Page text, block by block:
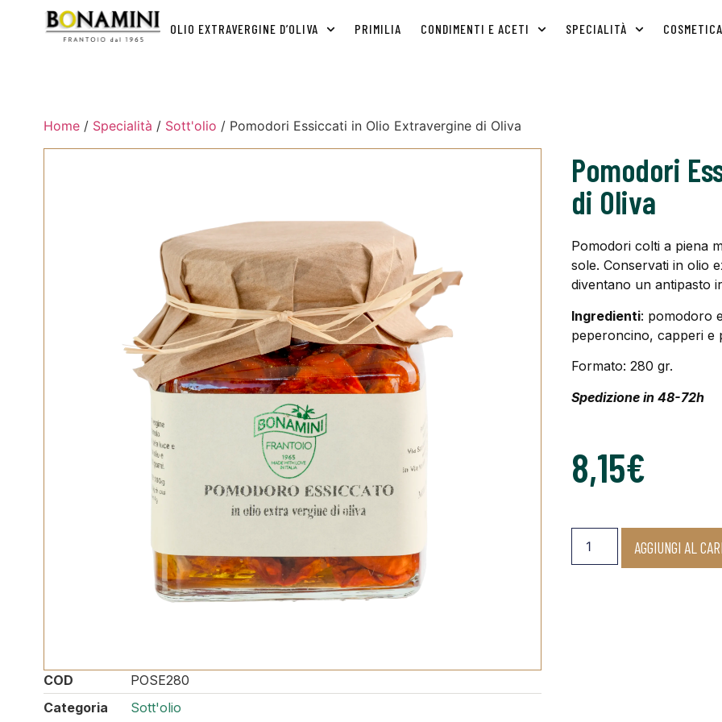
OLIO EXTRAVERGINE D’OLIVA PRIMILIA CONDIMENTI E ACETI SPECIALITÀ COSMETICA
Pomodori
di Oliva
Pomodori colti a piena
sole. Conservati in olio
diventano un antipasto
Ingredienti: pomodoro
peperoncino, capperi e
Formato: 280 gr.
Spedizione in 48-72h
8,15€
AGGIUNGI AL
Home/ Specialità / Sott'olio / Pomodori Essiccati in Olio Extravergine di Oliva
COD
POSE280
Categoria
Sott'olio